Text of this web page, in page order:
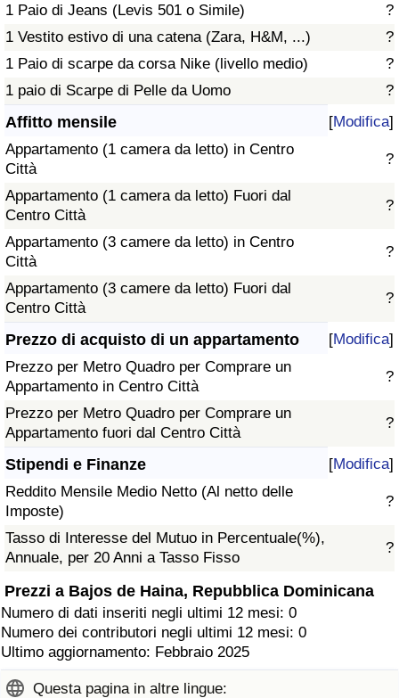
1 Paio di Jeans (Levis 501 o Simile)
?
1 Vestito estivo di una catena (Zara, H&M, ...)
?
1 Paio di scarpe da corsa Nike (livello medio)
?
1 paio di Scarpe di Pelle da Uomo
?
Affitto mensile [Modifica]
Appartamento (1 camera da letto) in Centro
Città
?
Appartamento (1 camera da letto) Fuori dal
Centro Città
?
Appartamento (3 camere da letto) in Centro
Città
?
Appartamento (3 camere da letto) Fuori dal
Centro Città
?
Prezzo di acquisto di un appartamento [Modifica]
Prezzo per Metro Quadro per Comprare un
Appartamento in Centro Città
?
Prezzo per Metro Quadro per Comprare un
Appartamento fuori dal Centro Città
?
Stipendi e Finanze [Modifica]
Reddito Mensile Medio Netto (Al netto delle
Imposte)
?
Tasso di Interesse del Mutuo in Percentuale(%),
Annuale, per 20 Anni a Tasso Fisso
?
Prezzi a Bajos de Haina, Repubblica Dominicana
Numero di dati inseriti negli ultimi 12 mesi: 0
Numero dei contributori negli ultimi 12 mesi: 0
Ultimo aggiornamento: Febbraio 2025
Questa pagina in altre lingue: